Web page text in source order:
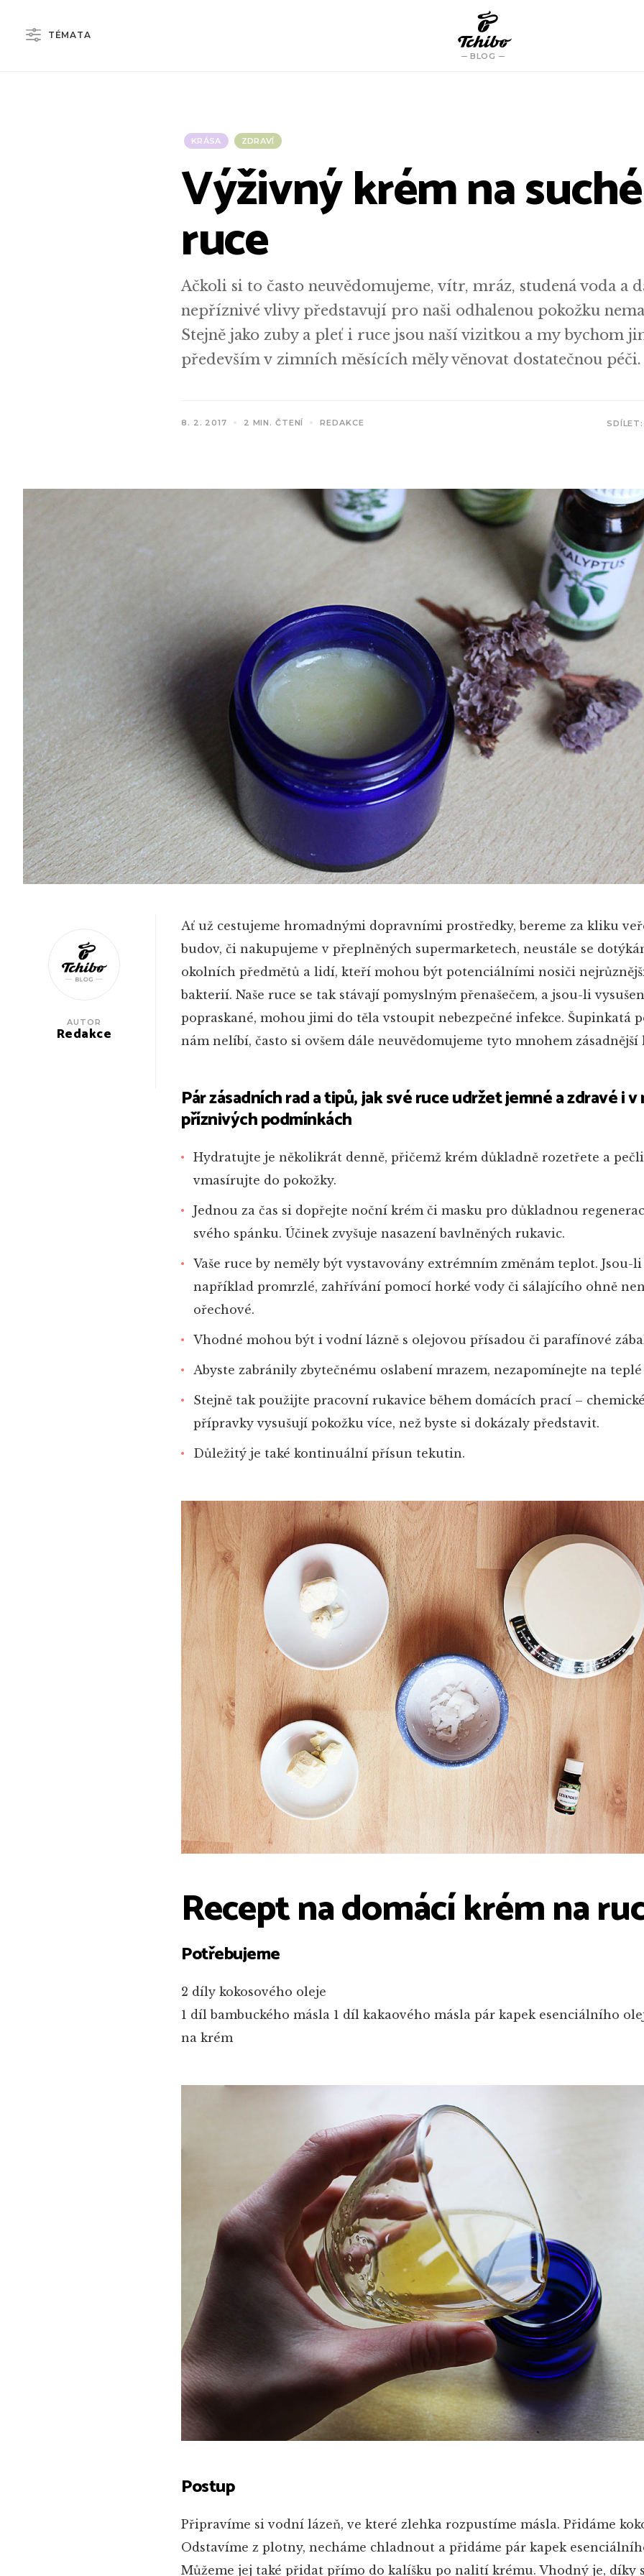
TÉMATA
BLOG
KRÁSA ZDRAVÍ
Výživný krém na suché
ruce
Ačkoli si to často neuvědomujeme, vítr, mráz, studená voda a
nepříznivé vlivy představují pro naši odhalenou pokožku
Stejně jako zuby a pleť i ruce jsou naší vizitkou a my bychom
především v zimních měsících měly věnovat dostatečnou péči.
8. 2. 2017 2 MIN. ČTENÍ REDAKCE
AUTOR
Redakce
Ať už cestujeme hromadnými dopravními prostředky, bereme za kliku
budov, či nakupujeme v přeplněných supermarketech, neustále se
okolních předmětů a lidí, kteří mohou být potenciálními nosiči
bakterií. Naše ruce se tak stávají pomyslným přenašečem, a jsou-li
popraskané, mohou jimi do těla vstoupit nebezpečné infekce. Šupinkatá
nám nelíbí, často si ovšem dále neuvědomujeme tyto mnohem zásadnější
Pár zásadních rad a tipů, jak své ruce udržet jemné a zdravé i v
příznivých podmínkách
Hydratujte je několikrát denně, přičemž krém důkladně rozetřete a
vmasírujte do pokožky.
Jednou za čas si dopřejte noční krém či masku pro důkladnou
svého spánku. Účinek zvyšuje nasazení bavlněných rukavic.
Vaše ruce by neměly být vystavovány extrémním změnám teplot. Jsou-
například promrzlé, zahřívání pomocí horké vody či sálajícího ohně
ořechové.
Vhodné mohou být i vodní lázně s olejovou přísadou či parafínové
Abyste zabránily zbytečnému oslabení mrazem, nezapomínejte na
Stejně tak použijte pracovní rukavice během domácích prací –
přípravky vysušují pokožku více, než byste si dokázaly představit.
Důležitý je také kontinuální přísun tekutin.
Recept na domácí krém na
Potřebujeme
2 díly kokosového oleje
1 díl bambuckého másla 1 díl kakaového másla pár kapek esenciálního
na krém
Postup
Připravíme si vodní lázeň, ve které zlehka rozpustíme másla. Přidáme
Odstavíme z plotny, necháme chladnout a přidáme pár kapek
Můžeme jej také přidat přímo do kalíšku po nalití krému. Vhodný je, díky